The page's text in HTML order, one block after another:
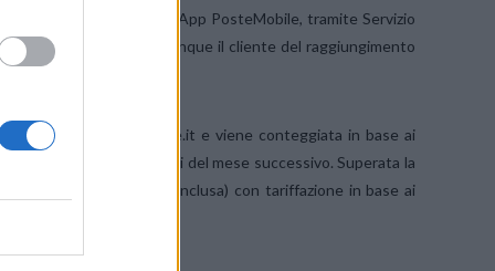
sito postemobile.it, da App PosteMobile, tramite Servizio
Un SMS avviserà comunque il cliente del raggiungimento
APN wap.postemobile.it e viene conteggiata in base ai
cumulabili con quelli del mese successivo. Superata la
50,41 cent/Mb (IVA inclusa) con tariffazione in base ai